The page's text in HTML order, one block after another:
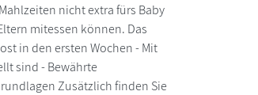
nicht extra fürs Baby
mitessen können. Das
in den ersten Wochen - Mit
sind - Bewährte
Zusätzlich finden Sie